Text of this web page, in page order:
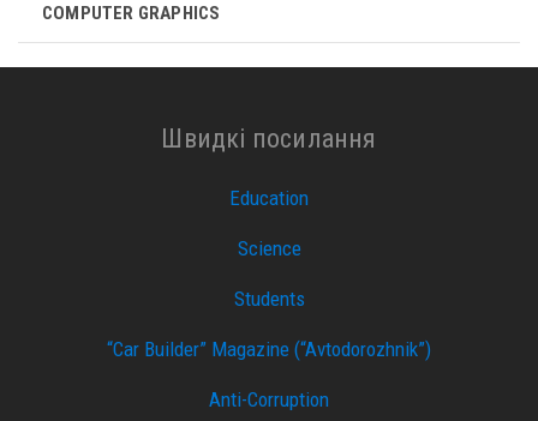
COMPUTER GRAPHICS
Швидкі посилання
Education
Science
Students
“Car Builder” Magazine (“Avtodorozhnik”)
Anti-Corruption